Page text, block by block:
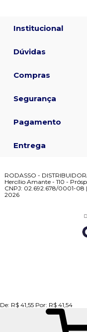
Institucional
Dúvidas
Compras
Segurança
Pagamento
Entrega
RODASSO -
Hercílio Amante - 110 -
CNPJ: 02.692.678/0001-08
2026
De: R$ 41,55 Por: R$ 41,54